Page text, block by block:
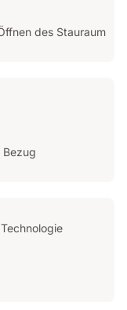
des Stauraum